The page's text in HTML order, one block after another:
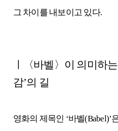
그 차이를 내보이고 있다.
ㅣ〈바벨〉이 의미하
감’의 길
영화의 제목인 ‘바벨(Babel)’